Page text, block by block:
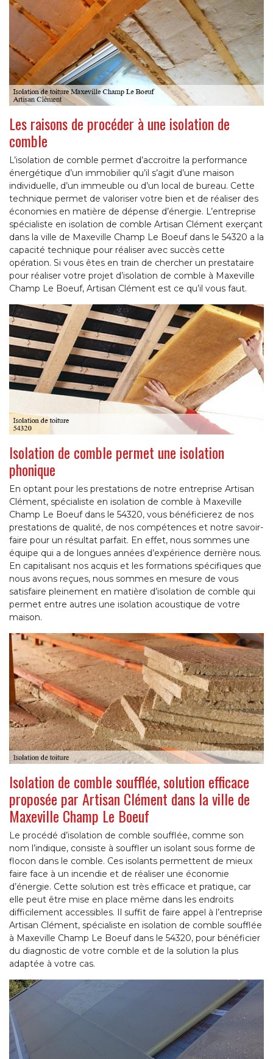
Les raisons de procéder à une isolation de
comble
L’isolation de comble permet d’accroitre la performance
énergétique d’un immobilier qu’il s’agit d’une maison
individuelle, d’un immeuble ou d’un local de bureau. Cette
technique permet de valoriser votre bien et de réaliser des
économies en matière de dépense d’énergie. L’entreprise
spécialiste en isolation de comble Artisan Clément exerçant
dans la ville de Maxeville Champ Le Boeuf dans le 54320 a la
capacité technique pour réaliser avec succès cette
opération. Si vous êtes en train de chercher un prestataire
pour réaliser votre projet d’isolation de comble à Maxeville
Champ Le Boeuf, Artisan Clément est ce qu’il vous faut.
Isolation de comble permet une isolation
phonique
En optant pour les prestations de notre entreprise Artisan
Clément, spécialiste en isolation de comble à Maxeville
Champ Le Boeuf dans le 54320, vous bénéficierez de nos
prestations de qualité, de nos compétences et notre savoir-
faire pour un résultat parfait. En effet, nous sommes une
équipe qui a de longues années d’expérience derrière nous.
En capitalisant nos acquis et les formations spécifiques que
nous avons reçues, nous sommes en mesure de vous
satisfaire pleinement en matière d’isolation de comble qui
permet entre autres une isolation acoustique de votre
maison.
Isolation de comble soufflée, solution efficace
proposée par Artisan Clément dans la ville de
Maxeville Champ Le Boeuf
Le procédé d’isolation de comble soufflée, comme son
nom l’indique, consiste à souffler un isolant sous forme de
flocon dans le comble. Ces isolants permettent de mieux
faire face à un incendie et de réaliser une économie
d’énergie. Cette solution est très efficace et pratique, car
elle peut être mise en place même dans les endroits
difficilement accessibles. Il suffit de faire appel à l’entreprise
Artisan Clément, spécialiste en isolation de comble soufflée
à Maxeville Champ Le Boeuf dans le 54320, pour bénéficier
du diagnostic de votre comble et de la solution la plus
adaptée à votre cas.